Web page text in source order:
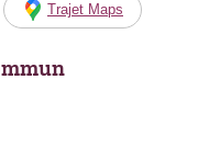
Trajet Maps